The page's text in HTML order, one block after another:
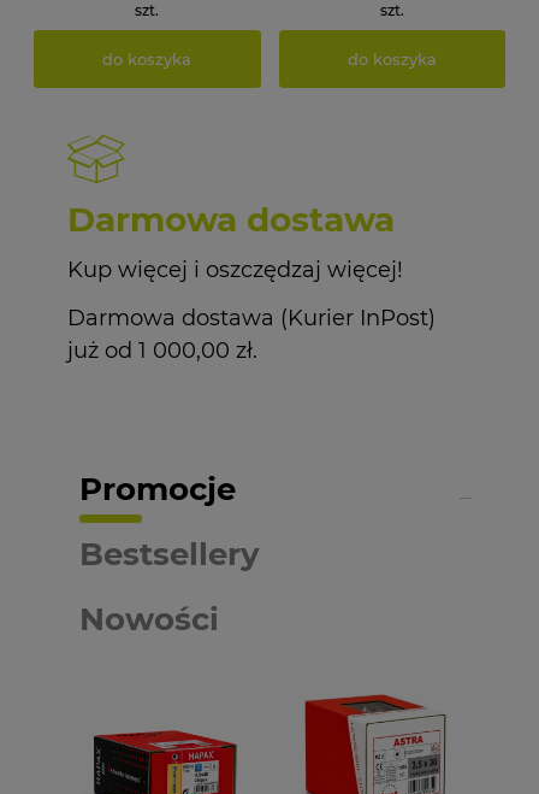
szt.
do koszyka
szt.
do koszyka
Darmowa dostawa
Kup więcej i oszczędzaj więcej!
Darmowa dostawa (Kurier InPost)
już od 1 000,00 zł.
Promocje
Nowości
Bestsellery